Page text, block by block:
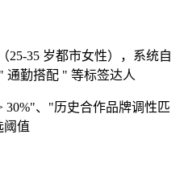
25-35 岁都市女性），系统自
通勤搭配 " 等标签达人
30%"、"历史合作品牌调性匹
阈值